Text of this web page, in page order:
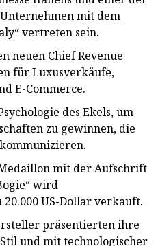
mit dem
vertreten sein.
neuen Chief Revenue
für Luxusverkäufe,
E-Commerce.
des Ekels, um
zu gewinnen, die
mit der Aufschrift
wird
US-Dollar verkauft.
präsentierten ihre
und mit technologischer